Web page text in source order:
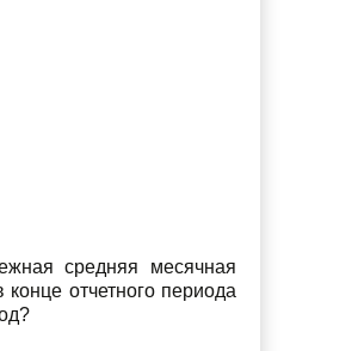
средняя месячная
отчетного периода